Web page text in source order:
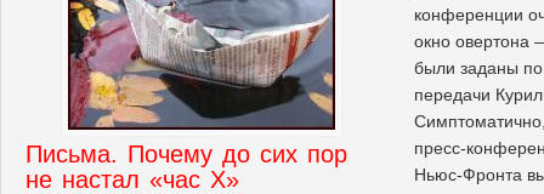
конференции
окно овертона
были заданы
передачи
пресс-
Ньюс-Фронта
Письма. Почему до сих пор
не настал «час Х»